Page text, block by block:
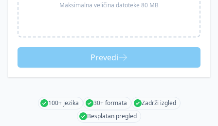
Maksimalna veličina datoteke 80 MB
Prevedi
100+ jezika 30+ formata
Zadrži izgled
Besplatan pregled